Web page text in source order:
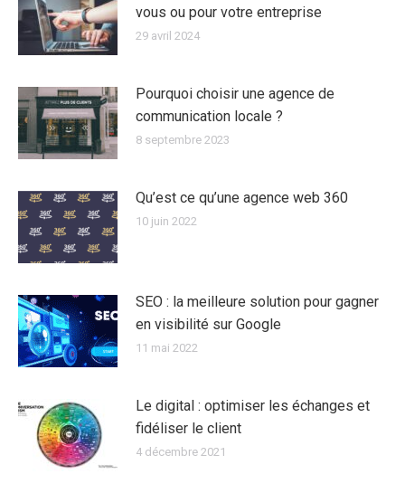
vous ou pour votre entreprise
29 avril 2024
Pourquoi choisir une agence de
communication locale ?
8 septembre 2023
Qu’est ce qu’une agence web 360
10 juin 2022
SEO : la meilleure solution pour gagner
en visibilité sur Google
11 mai 2022
Le digital : optimiser les échanges et
fidéliser le client
4 décembre 2021